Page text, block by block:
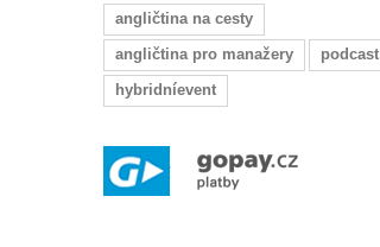
angličtina na cesty
angličtina pro manažery
podcast
hybridníevent